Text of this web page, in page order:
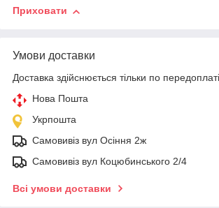
Приховати
Умови доставки
Доставка здійснюється тільки по
Нова Пошта
Укрпошта
Самовивіз вул Осіння 2ж
Самовивіз вул Коцюбинського 2/4
Всі умови доставки